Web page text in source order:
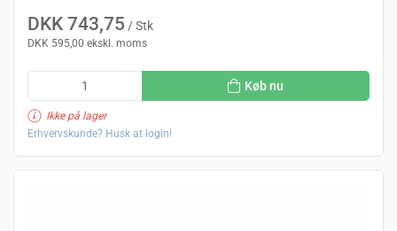
DKK 743,75 / Stk
DKK 595,00 ekskl. moms
Køb nu
Ikke på lager
Erhvervskunde? Husk at login!